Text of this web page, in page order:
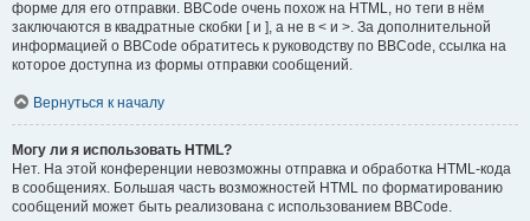
форме для его отправки. BBCode очень похож на HTML, но теги в нём
заключаются в квадратные скобки [ и ], а не в < и >. За дополнительной
информацией о BBCode обратитесь к руководству по BBCode, ссылка на
которое доступна из формы отправки сообщений.
Вернуться к началу
Могу ли я использовать HTML?
Нет. На этой конференции невозможны отправка и обработка HTML-кода
в сообщениях. Большая часть возможностей HTML по форматированию
сообщений может быть реализована с использованием BBCode.